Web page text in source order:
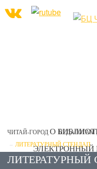
О
ЭЛЕКТРОННЫЙ
УСЛУГИ
ЧИТАЙ-ГОРОД ПЕДАГОГАМ
ЛИТЕРАТУРНЫЙ СТЕНДАП
ЛИТЕРАТУРНЫЙ